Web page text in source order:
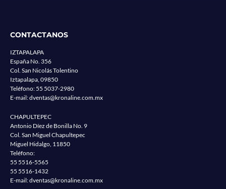
CONTACTANOS
IZTAPALAPA
España No. 356
Col. San Nicolás Tolentino
Iztapalapa, 09850
Teléfono: 55 5037-2980
E-mail:dventas@kronaline.com.mx
CHAPULTEPEC
Antonio Díez de Bonilla No. 9
Col. San Miguel Chapultepec
Miguel Hidalgo, 11850
Teléfono:
55 5516-5565
55 5516-1432
E-mail:dventas@kronaline.com.mx